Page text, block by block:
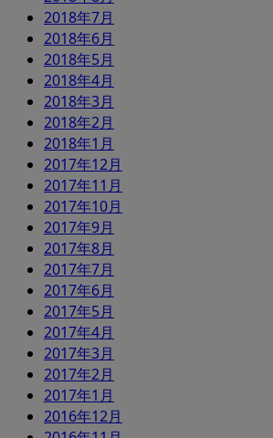
2018年7月
2018年6月
2018年5月
2018年4月
2018年3月
2018年2月
2018年1月
2017年12月
2017年11月
2017年10月
2017年9月
2017年8月
2017年7月
2017年6月
2017年5月
2017年4月
2017年3月
2017年2月
2017年1月
2016年12月